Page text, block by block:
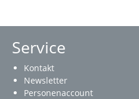
Service
Kontakt
Newsletter
Personenaccount